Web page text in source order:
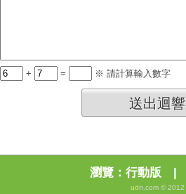
+ = ※ 請計算輸入數字
送出迴響
瀏覽： 行動版 |
udn.com © 2012